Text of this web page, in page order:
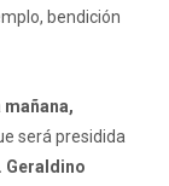
bendición
,
será presidida
Geraldino